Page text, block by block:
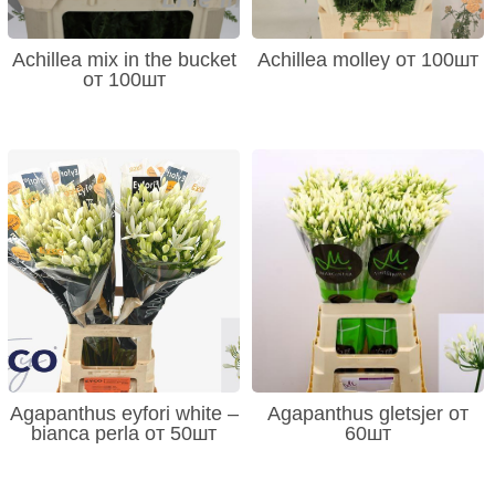
Achillea mix in the bucket
от 100шт
Achillea molley от 100шт
Agapanthus eyfori white –
bianca perla от 50шт
Agapanthus gletsjer от
60шт